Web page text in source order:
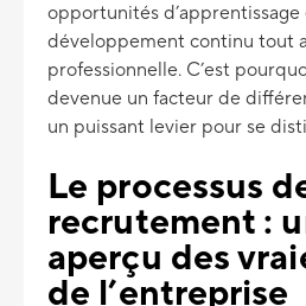
opportunités d’apprentissage
développement continu tout
professionnelle. C’est
devenue un facteur de
un puissant levier pour se
Le processus
recrutement :
aperçu des
de l’entreprise